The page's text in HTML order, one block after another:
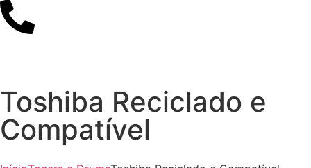
Toshiba Reciclado e
Compatível